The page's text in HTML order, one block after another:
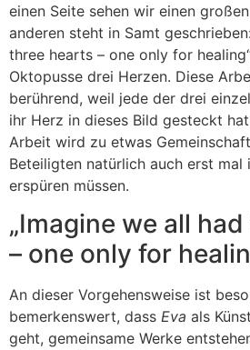
einen Seite sehen wir einen
anderen steht in Samt
three hearts – one only for
Oktopusse drei Herzen. Diese
berührend, weil jede der drei
ihr Herz in dieses Bild gesteckt
Arbeit wird zu etwas
Beteiligten natürlich auch erst mal
erspüren müssen.
„Imagine we all
– one only for
An dieser Vorgehensweise ist
bemerkenswert, dass Eva als
geht, gemeinsame Werke